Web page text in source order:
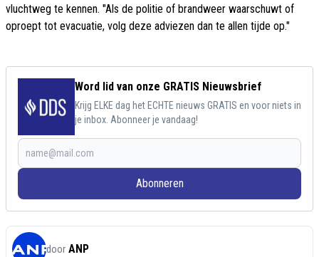
vluchtweg te kennen. "Als de politie of brandweer waarschuwt of
oproept tot evacuatie, volg deze adviezen dan te allen tijde op."
Word lid van onze GRATIS Nieuwsbrief
Krijg ELKE dag het ECHTE nieuws GRATIS en voor niets in
je inbox. Abonneer je vandaag!
Abonneren
door ANP